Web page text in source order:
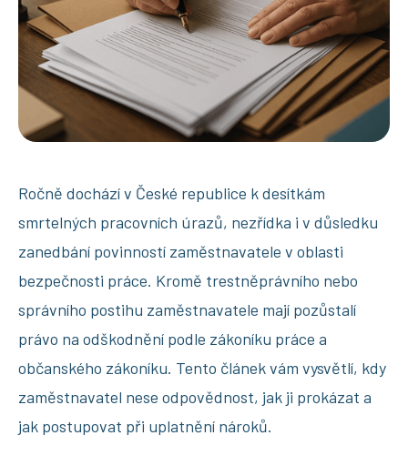
Ročně dochází v České republice k desítkám
smrtelných pracovních úrazů, nezřídka i v důsledku
zanedbání povinností zaměstnavatele v oblasti
bezpečnosti práce. Kromě trestněprávního nebo
správního postihu zaměstnavatele mají pozůstalí
právo na odškodnění podle zákoníku práce a
občanského zákoníku. Tento článek vám vysvětlí, kdy
zaměstnavatel nese odpovědnost, jak ji prokázat a
jak postupovat při uplatnění nároků.